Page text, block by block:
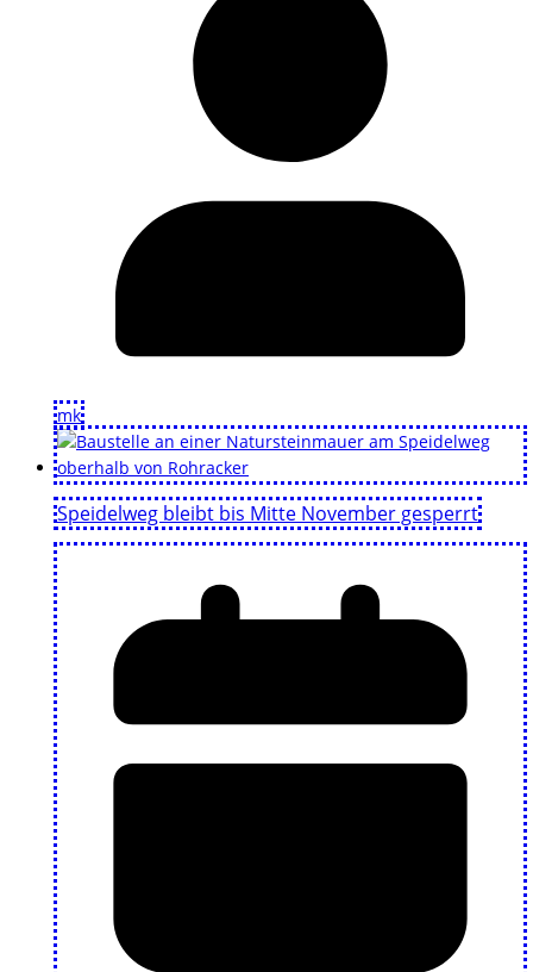
mk
Speidelweg bleibt bis Mitte November gesperrt